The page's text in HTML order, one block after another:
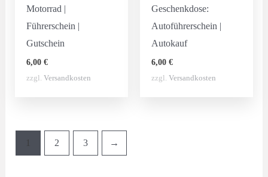
Motorrad |
Führerschein |
Gutschein
6,00 €
zzgl. Versandkosten
Geschenkdose:
Autoführerschein |
Autokauf
6,00€
zzgl.Versandkosten
1 2 3 →